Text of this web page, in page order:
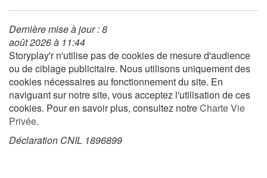
Rencontres et témoignages
Contes d'ici et d'ailleurs
Autour de la lecture
Apprendre à lire
Livre audio
Dernière mise à jour : 8
août 2026 à 11:44
Storyplay'r n'utilise pas de cookies de mesure d'audience
ou de ciblage publicitaire. Nous utilisons uniquement des
cookies nécessaires au fonctionnement du site. En
naviguant sur notre site, vous acceptez l'utilisation de ces
cookies. Pour en savoir plus, consultez notreCharte Vie
Privée.
Déclaration CNIL 1896899